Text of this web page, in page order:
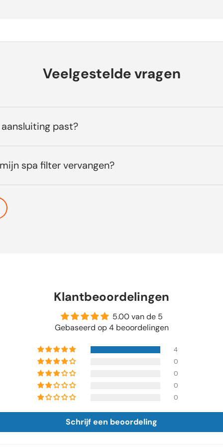
eigenaar die waarde hecht aan kwaliteit en prestaties.
van deze filter is echt een pluspunt. Ik hoef minder
houden. Met zijn uitstekende filtratie, gebruiksvriendelijke
biedt deze filter een ongeëvenaarde waarde. Wacht niet
Spa filter 151140 voor een optimale spa-ervaring. Zorg
verwijderen vergemakkelijkt, terwijl de onderkant is voorzien
voor een stevige en lekvrije aansluiting. Deze combinatie
werking en eenvoudige onderhoud van uw spa. De filter heeft
2-3 maanden, afhankelijk van gebruik en waterkwaliteit,
Veelgestelde vragen
past?
spa filter vervangen?
Klantbeoordelingen
5.00 van de 5
Gebaseerd op 4 beoordelingen
4
0
0
0
0
Schrijf een beoordeling